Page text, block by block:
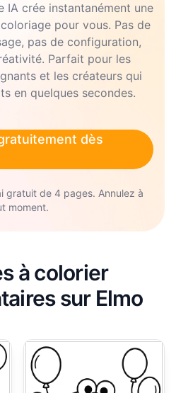
crée instantanément une
pour vous. Pas de
pas de configuration,
Parfait pour les
et les créateurs qui
en quelques secondes.
dès
gratuit de 4 pages. Annulez à
moment.
à colorier
sur Elmo